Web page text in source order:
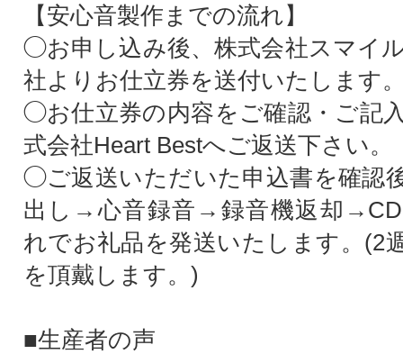
【安心音製作までの流れ】
◯お申し込み後、株式会社スマイ
社よりお仕立券を送付いたします
◯お仕立券の内容をご確認・ご記
式会社Heart Bestへご返送下さい。
◯ご返送いただいた申込書を確認
出し→心音録音→録音機返却
れでお礼品を発送いたします。(2
を頂戴します。)
■生産者の声